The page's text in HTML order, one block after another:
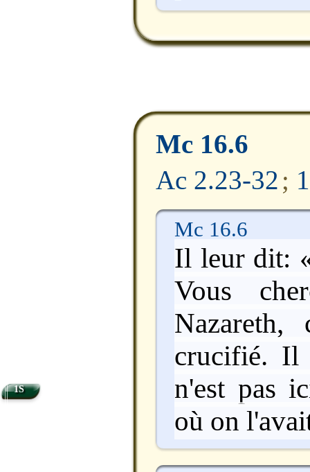
Mc 16.6
Ac 2.23-32;
Mc 16.6
Il leur dit:
Vous
crucifié. Il
n'est pas
où on
1S